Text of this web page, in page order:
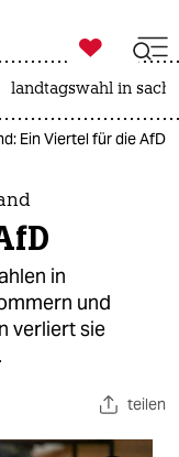

taz zahl ich
landtagswahl in
Ein Viertel für die AfD
in
und
verliert sie
teilen